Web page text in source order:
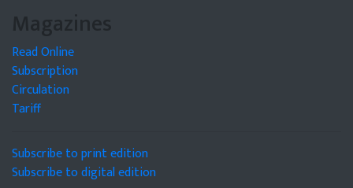
Magazines
Read Online
Subscription
Circulation
Tariff
Subscribe to print edition
Subscribe to digital edition